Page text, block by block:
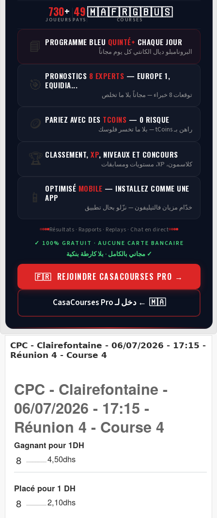
CasaCourses Pro
Resultats/Rapport CPCs
Discussion
Programmes
730+
JOUEURS
49
PAYS
🇲🇦🇫🇷🇬🇧🇺🇸
COURSES
📘 PROGRAMME BLEU QUINTÉ+ CHAQUE JOUR
البرونامبلو ديال الكانتي كل يوم مجاناً
🎯 PRONOSTICS 8 EXPERTS — EUROPE 1,
EQUIDIA...
توقعات 8 خبراء — مجاناً بلا ما تخلص
🪙 PARIEZ AVEC DES TCOINS — 0 RISQUE
راهن بـ tCoins — بلا ما تخسر فلوسك
🏆 CLASSEMENT, XP, NIVEAUX ET CONCOURS
كلاسمون، XP، مستويات ومسابقات
📱 OPTIMISÉ MOBILE — INSTALLEZ COMME UNE
APP
خدّام مزيان فالتيليفون — نزّلو بحال تطبيق
Résultats · Rapports · Replays · Chat en direct
✓ 100% GRATUIT · AUCUNE CARTE BANCAIRE
✓ مجاني بالكامل · بلا كارطة بنكية
🇫🇷 REJOINDRE CASACOURSES PRO →
🇲🇦 ← دخل لـ CasaCourses Pro
CPC - Clairefontaine - 06/07/2026 - 17:15 -
Réunion 4 - Course 4
CPC - Clairefontaine -
06/07/2026 - 17:15 -
Réunion 4 - Course 4
Gagnant pour 1DH
8 4,50dhs
Placé pour 1 DH
8 2,10dhs